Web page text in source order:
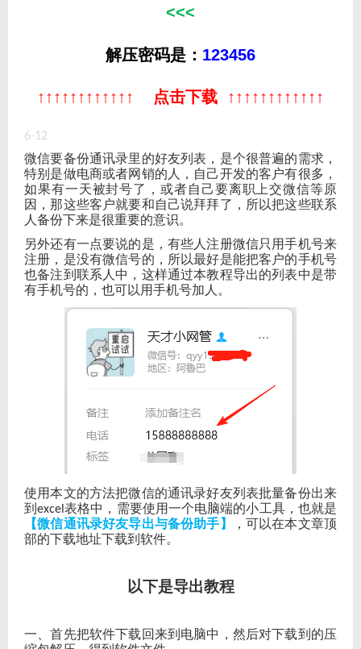
<<<
解压密码是： 123456
↑↑↑↑↑↑↑↑↑↑↑↑ 点击下载 ↑↑↑↑↑↑↑↑↑↑↑↑
6-12
微信要备份通讯录里的好友列表，是个很普遍的需求，
特别是做电商或者网销的人，自己开发的客户有很多，
如果有一天被封号了，或者自己要离职上交微信等原
因，那这些客户就要和自己说拜拜了，所以把这些联系
人备份下来是很重要的意识。
另外还有一点要说的是，有些人注册微信只用手机号来
注册，是没有微信号的，所以最好是能把客户的手机号
也备注到联系人中，这样通过本教程导出的列表中是带
有手机号的，也可以用手机号加人。
使用本文的方法把微信的通讯录好友列表批量备份出来
到excel表格中，需要使用一个电脑端的小工具，也就是
【微信通讯录好友导出与备份助手】
，可以在本文章顶
部的下载地址下载到软件。
以下是导出教程
一、首先把软件下载回来到电脑中，然后对下载到的压